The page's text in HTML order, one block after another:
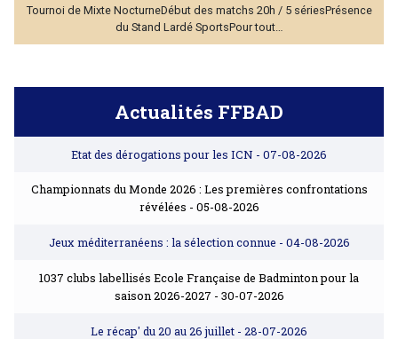
Tournoi de Mixte NocturneDébut des matchs 20h / 5 sériesPrésence
du Stand Lardé SportsPour tout…
Actualités FFBAD
Etat des dérogations pour les ICN - 07-08-2026
Championnats du Monde 2026 : Les premières confrontations
révélées - 05-08-2026
Jeux méditerranéens : la sélection connue - 04-08-2026
1037 clubs labellisés Ecole Française de Badminton pour la
saison 2026-2027 - 30-07-2026
Le récap' du 20 au 26 juillet - 28-07-2026